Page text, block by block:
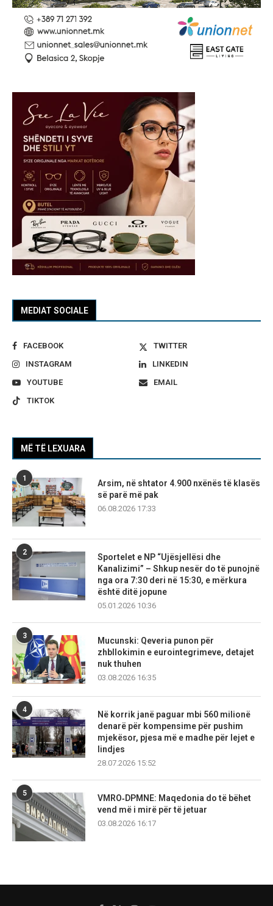
MEDIAT SOCIALE
FACEBOOK
TWITTER
INSTAGRAM
LINKEDIN
YOUTUBE
EMAIL
TIKTOK
MË TË LEXUARA
1
Arsim, në shtator 4.900 nxënës të klasës
së parë më pak
06.08.2026 17:33
2
Sportelet e NP “Ujësjellësi dhe
Kanalizimi” – Shkup nesër do të punojnë
nga ora 7:30 deri në 15:30, e mërkura
është ditë jopune
05.01.2026 10:36
3
Mucunski: Qeveria punon për
zhbllokimin e eurointegrimeve, detajet
nuk thuhen
03.08.2026 16:35
4
Në korrik janë paguar mbi 560 milionë
denarë për kompensime për pushim
mjekësor, pjesa më e madhe për lejet e
lindjes
28.07.2026 15:52
5
VMRO‑DPMNE: Maqedonia do të bëhet
vend më i mirë për të jetuar
03.08.2026 16:17